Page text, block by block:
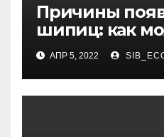
Причины
шипиц: как
заразиться
АПР 5, 2022